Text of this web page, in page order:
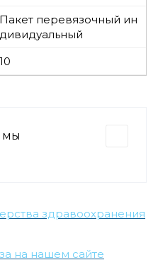
Пакет перевязочный ин
дивидуальный
10
мы
здравоохранения
на нашем сайте